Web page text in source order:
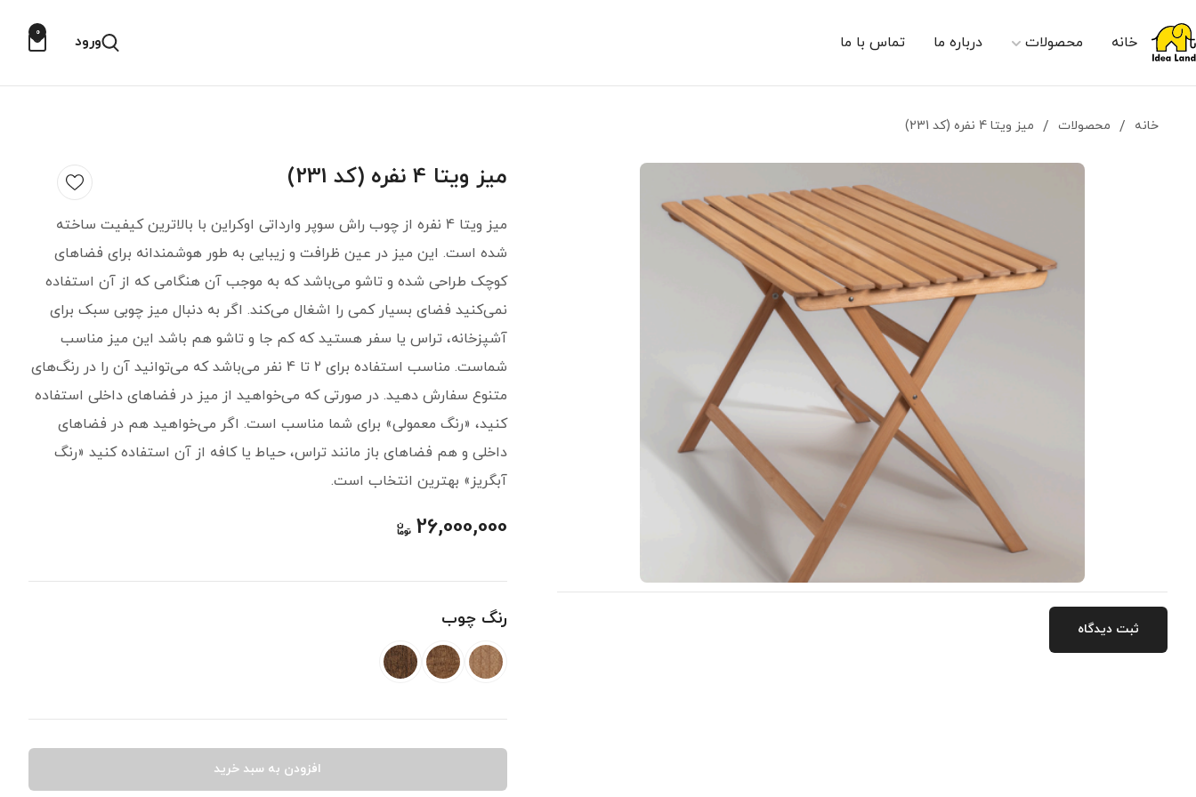
خانه محصولات درباره ما تماس با ما ورود 0
خانه / محصولات / میز ویتا 4 نفره (کد 231)
ثبت دیدگاه
میز ویتا 4 نفره (کد 231)
میز ویتا 4 نفره از چوب راش سوپر وارداتی اوکراین با بالاترین کیفیت ساخته
شده است. این میز در عین ظرافت و زیبایی به طور هوشمندانه برای فضاهای
کوچک طراحی شده و تاشو می‌باشد که به موجب آن هنگامی که از آن استفاده
نمی‌کنید فضای بسیار کمی را اشغال می‌کند. اگر به دنبال میز چوبی سبک برای
آشپزخانه، تراس یا سفر هستید که کم جا و تاشو هم باشد این میز مناسب
شماست. مناسب استفاده برای ۲ تا 4 نفر می‌باشد که می‌توانید آن را در رنگ‌های
متنوع سفارش دهید. در صورتی که می‌خواهید از میز در فضاهای داخلی استفاده
کنید، «رنگ معمولی» برای شما مناسب است. اگر می‌خواهید هم در فضاهای
داخلی و هم فضاهای باز مانند تراس، حیاط یا کافه از آن استفاده کنید «رنگ
آبگریز» بهترین انتخاب است.
26,000,000
رنگ چوب
افزودن به سبد خرید